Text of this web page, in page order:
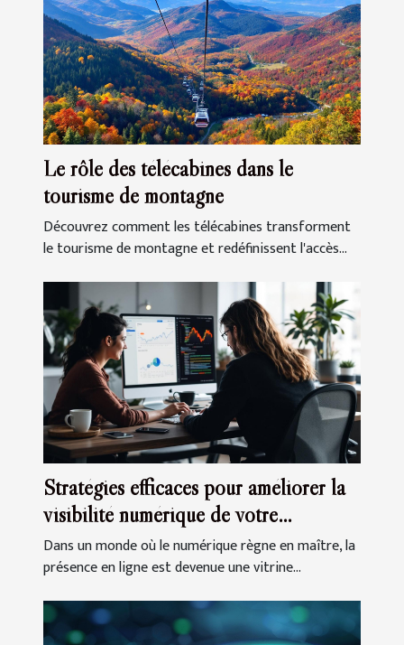
Le rôle des télécabines dans le
tourisme de montagne
Découvrez comment les télécabines transforment
le tourisme de montagne et redéfinissent l'accès...
Stratégies efficaces pour améliorer la
visibilité numérique de votre
entreprise
Dans un monde où le numérique règne en maître, la
présence en ligne est devenue une vitrine...